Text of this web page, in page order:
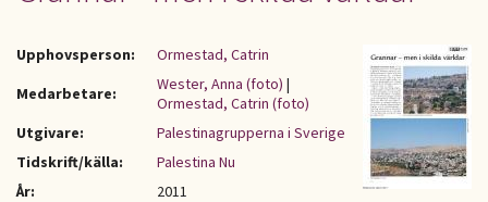
Upphovsperson:
Ormestad, Catrin
Medarbetare:
Wester, Anna (foto) |
Ormestad, Catrin (foto)
Utgivare:
Palestinagrupperna i Sverige
Tidskrift/källa:
Palestina Nu
År:
2011